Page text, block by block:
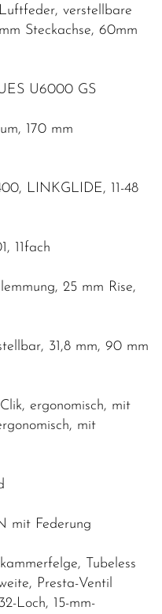
verstellbare
Steckachse, 60mm
U6000 GS
170 mm
LINKGLIDE, 11-48
11fach
25 mm Rise,
31,8 mm, 90 mm
ergonomisch, mit
mit
mit Federung
Tubeless
Presta-Ventil
Loch, 15-mm-